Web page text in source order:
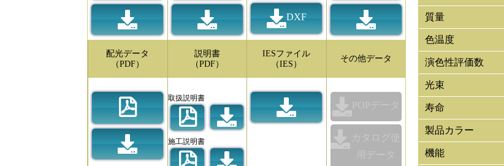
DXF
配光データ
（PDF）
説明書
（PDF）
取扱説明書
施工説明書
IESファイル
（IES）
その他データ
POPデータ
カタログ使
用データ
質量
色温度
演色性評価数
光束
寿命
製品カラー
機能